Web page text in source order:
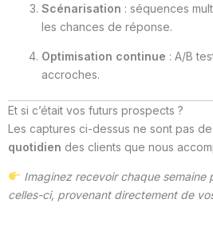
Scénarisation : séquences
les chances de réponse.
Optimisation continue : A/B
accroches.
Et si c’était vos futurs prospects ?
Les captures ci-dessus ne sont pas
quotidien des clients que nous
Imaginez recevoir chaque semaine
celles-ci, provenant directement de